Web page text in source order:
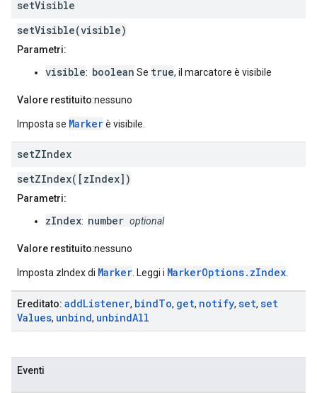
setVisible
setVisible(visible)
Parametri:
visible: boolean Se true, il marcatore è visibile
Valore restituito:nessuno
Imposta se Markerè visibile.
setZIndex
setZIndex([zIndex])
Parametri:
zIndex: number optional
Valore restituito:nessuno
Imposta zIndex di Marker. Leggi i MarkerOptions.zIndex.
Ereditato: addListener, bindTo, get, notify, set, set
Values, unbind, unbindAll
Eventi